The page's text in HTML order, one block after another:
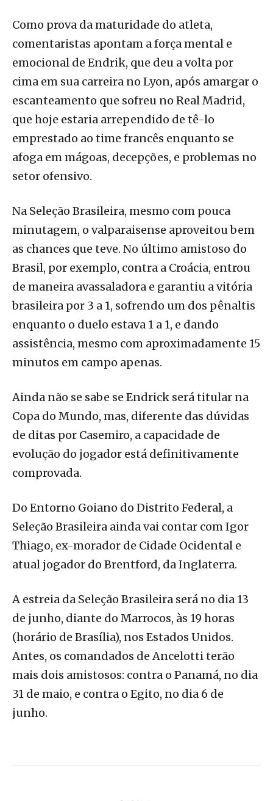
Como prova da maturidade do atleta,
comentaristas apontam a força mental e
emocional de Endrik, que deu a volta por
cima em sua carreira no Lyon, após amargar o
escanteamento que sofreu no Real Madrid,
que hoje estaria arrependido de tê-lo
emprestado ao time francês enquanto se
afoga em mágoas, decepções, e problemas no
setor ofensivo.
Na Seleção Brasileira, mesmo com pouca
minutagem, o valparaisense aproveitou bem
as chances que teve. No último amistoso do
Brasil, por exemplo, contra a Croácia, entrou
de maneira avassaladora e garantiu a vitória
brasileira por 3 a 1, sofrendo um dos pênaltis
enquanto o duelo estava 1 a 1, e dando
assistência, mesmo com aproximadamente 15
minutos em campo apenas.
Ainda não se sabe se Endrick será titular na
Copa do Mundo, mas, diferente das dúvidas
de ditas por Casemiro, a capacidade de
evolução do jogador está definitivamente
comprovada.
Do Entorno Goiano do Distrito Federal, a
Seleção Brasileira ainda vai contar com Igor
Thiago, ex-morador de Cidade Ocidental e
atual jogador do Brentford, da Inglaterra.
A estreia da Seleção Brasileira será no dia 13
de junho, diante do Marrocos, às 19 horas
(horário de Brasília), nos Estados Unidos.
Antes, os comandados de Ancelotti terão
mais dois amistosos: contra o Panamá, no dia
31 de maio, e contra o Egito, no dia 6 de
junho.